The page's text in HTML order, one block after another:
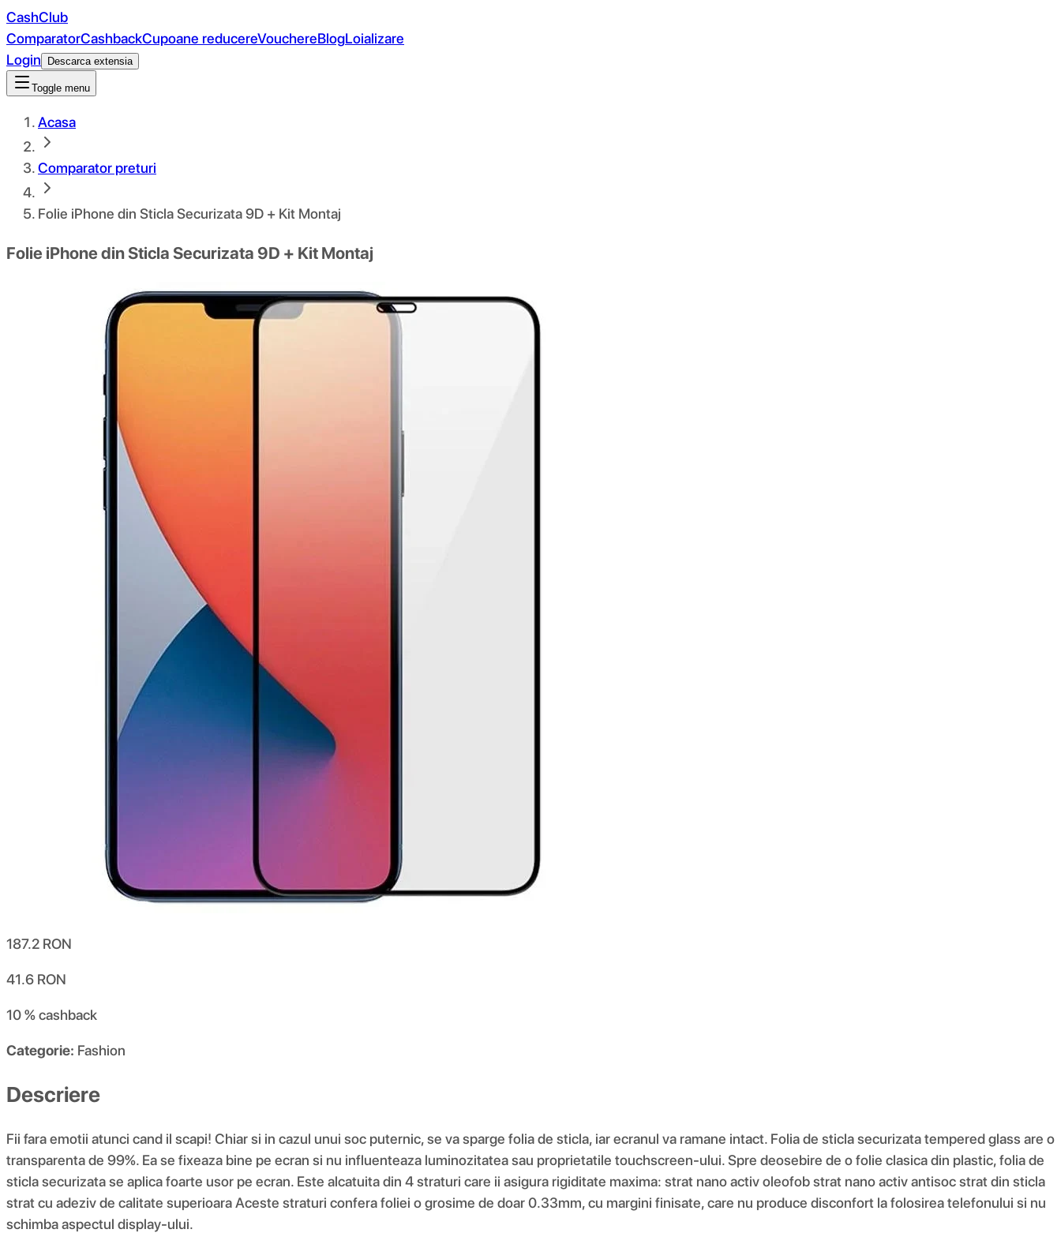
CashClub
ComparatorCashbackCupoane reducereVouchereBlogLoializare
Login
Descarca extensia
Toggle menu
Acasa
Comparator preturi
Folie iPhone din Sticla Securizata 9D + Kit Montaj
Folie iPhone din Sticla Securizata 9D + Kit Montaj
187.2 RON
41.6 RON
10 %cashback
Categorie: Fashion
Descriere
Fii fara emotii atunci cand il scapi! Chiar si in cazul unui soc puternic, se va sparge folia de sticla, iar ecranul va ramane intact. Folia de sticla securizata tempered glass are o
transparenta de 99%. Ea se fixeaza bine pe ecran si nu influenteaza luminozitatea sau proprietatile touchscreen-ului. Spre deosebire de o folie clasica din plastic, folia de
sticla securizata se aplica foarte usor pe ecran. Este alcatuita din 4 straturi care ii asigura rigiditate maxima: strat nano activ oleofob strat nano activ antisoc strat din sticla
strat cu adeziv de calitate superioara Aceste straturi confera foliei o grosime de doar 0.33mm, cu margini finisate, care nu produce disconfort la folosirea telefonului si nu
schimba aspectul display-ului.